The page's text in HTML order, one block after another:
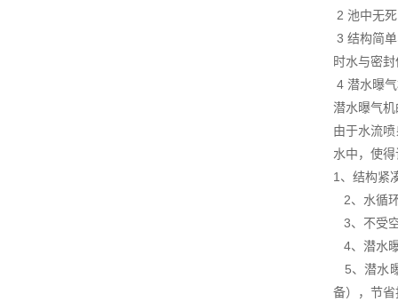
2 池中无
3 结构简
时水与密
4 潜水曝
潜水曝气
由于水流
水中，使
1、结构紧
2、水循
3、不受
4、潜水
5、潜水
备），节